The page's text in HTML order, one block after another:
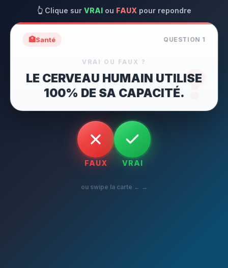
👆Clique sur VRAI ou FAUX pour repondre
?
🏥Santé QUESTION1
VRAI OU FAUX ?
LE CERVEAU HUMAIN UTILISE
100% DE SA CAPACITÉ.
FAUX VRAI
ou swipe la carte ← →